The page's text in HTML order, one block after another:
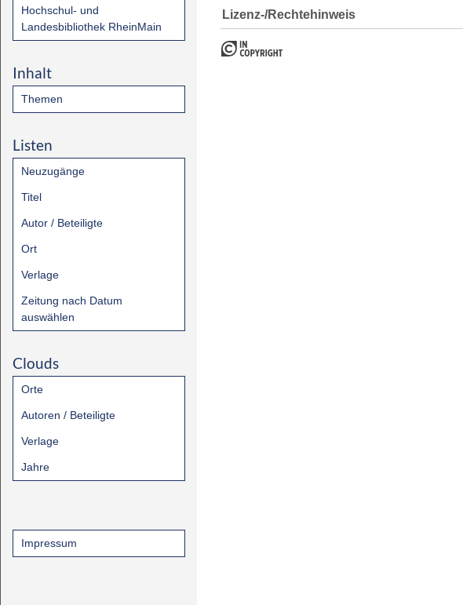
Hochschul- und
Landesbibliothek RheinMain
Inhalt
Themen
Listen
Neuzugänge
Titel
Autor / Beteiligte
Ort
Verlage
Zeitung nach Datum
auswählen
Clouds
Orte
Autoren / Beteiligte
Verlage
Jahre
Impressum
Lizenz-/Rechtehinweis